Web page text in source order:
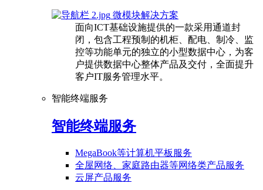
微模块解决方案
面向ICT基础设施提供的一款采用通道封
闭，包含工程预制的机柜、配电、制冷、监
控等功能单元的独立的小型数据中心，为客
户提供数据中心整体产品及交付，全面提升
客户IT服务管理水平。
智能终端服务
智能终端服务
MegaBook等计算机平板服务
全屋网络、家庭路由器等网络类产品服务
云屏产品服务